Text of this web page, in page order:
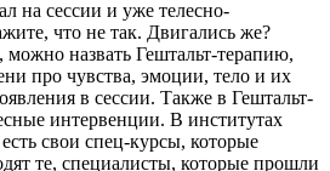
на сессии и уже телесно-
что не так. Двигались же?
назвать Гештальт-терапию,
про чувства, эмоции, тело и их
в сессии. Также в Гештальт-
интервенции. В институтах
свои спец-курсы, которые
те, специалисты, которые прошли